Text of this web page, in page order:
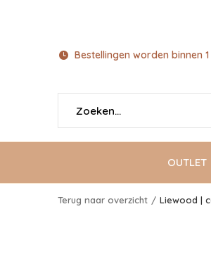
OUTLET
Bestellingen worden binnen
Terug naar overzicht Liewood |